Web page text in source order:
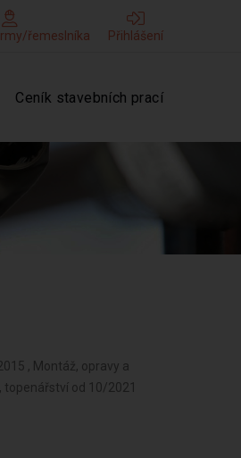
řemeslníka Přihlášení
Ceník stavebních prací
, Montáž, opravy a
od 10/2021